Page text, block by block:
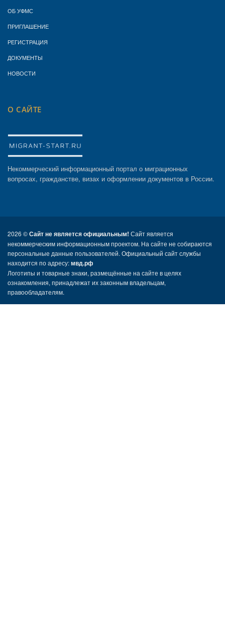
ОБ УФМС
ПРИГЛАШЕНИЕ
РЕГИСТРАЦИЯ
ДОКУМЕНТЫ
НОВОСТИ
О САЙТЕ
Некоммерческий информационный портал о миграционных
вопросах, гражданстве, визах и оформлении документов в России.
2026 ©Сайт не является официальным! Сайт является
некоммерческим информационным проектом. На сайте не собираются
персональные данные пользователей. Официальный сайт службы
находится по адресу:мвд.рф
Логотипы и товарные знаки, размещённые на сайте в целях
ознакомления, принадлежат их законным владельцам,
правообладателям.